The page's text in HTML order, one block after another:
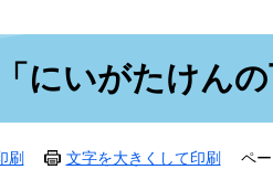
にいがたけんの
刷 文字を大きくして印刷 ペ